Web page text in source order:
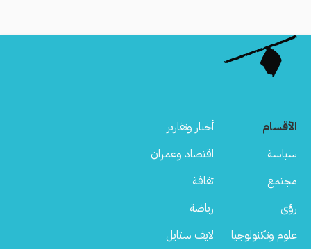
الأقسام
أخبار وتقارير
سياسة
اقتصاد وعمران
مجتمع
ثقافة
رؤى
رياضة
علوم وتكنولوجيا
لايف ستايل